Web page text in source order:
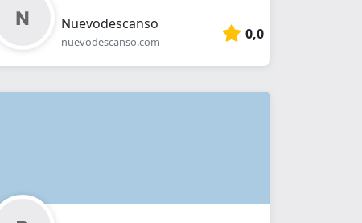
Nuevodescanso
nuevodescanso.com 0,0